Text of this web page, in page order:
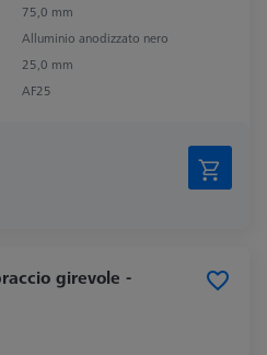
75,0 mm
Alluminio anodizzato nero
25,0 mm
AF25
girevole -